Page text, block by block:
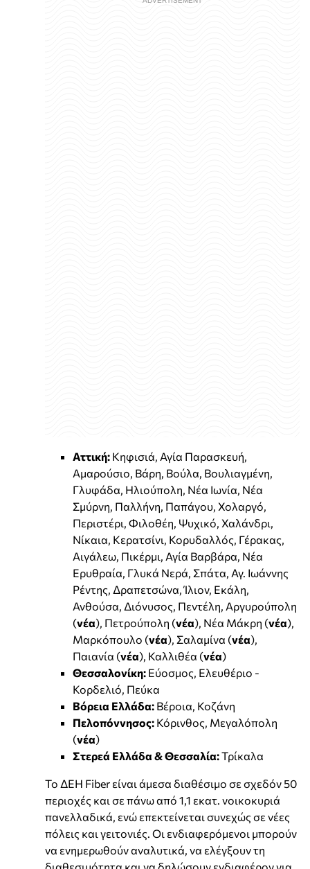
Αττική: Κηφισιά, Αγία Παρασκευή,
Αμαρούσιο, Βάρη, Βούλα, Βουλιαγμένη,
Γλυφάδα, Ηλιούπολη, Νέα Ιωνία, Νέα
Σμύρνη, Παλλήνη, Παπάγου, Χολαργό,
Περιστέρι, Φιλοθέη, Ψυχικό, Χαλάνδρι,
Νίκαια, Κερατσίνι, Κορυδαλλός, Γέρακας,
Αιγάλεω, Πικέρμι, Αγία Βαρβάρα, Νέα
Ερυθραία, Γλυκά Νερά, Σπάτα, Αγ. Ιωάννης
Ρέντης, Δραπετσώνα, Ίλιον, Εκάλη,
Ανθούσα, Διόνυσος, Πεντέλη, Αργυρούπολη
(νέα), Πετρούπολη (νέα), Νέα Μάκρη (νέα),
Μαρκόπουλο (νέα), Σαλαμίνα (νέα),
Παιανία (νέα), Καλλιθέα (νέα)
Θεσσαλονίκη: Εύοσμος, Ελευθέριο -
Κορδελιό, Πεύκα
Βόρεια Ελλάδα: Βέροια, Κοζάνη
Πελοπόννησος: Κόρινθος, Μεγαλόπολη
(νέα)
Στερεά Ελλάδα & Θεσσαλία:Τρίκαλα
Το ΔΕΗ Fiber είναι άμεσα διαθέσιμο σε σχεδόν 50
περιοχές και σε πάνω από 1,1 εκατ. νοικοκυριά
πανελλαδικά, ενώ επεκτείνεται συνεχώς σε νέες
πόλεις και γειτονιές. Οι ενδιαφερόμενοι μπορούν
να ενημερωθούν αναλυτικά, να ελέγξουν τη